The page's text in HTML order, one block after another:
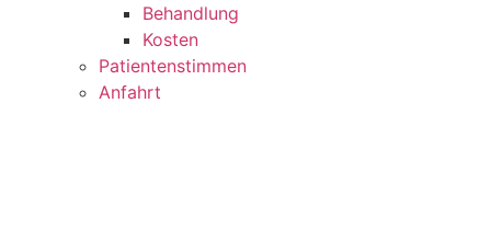
Behandlung
Kosten
Patientenstimmen
Anfahrt